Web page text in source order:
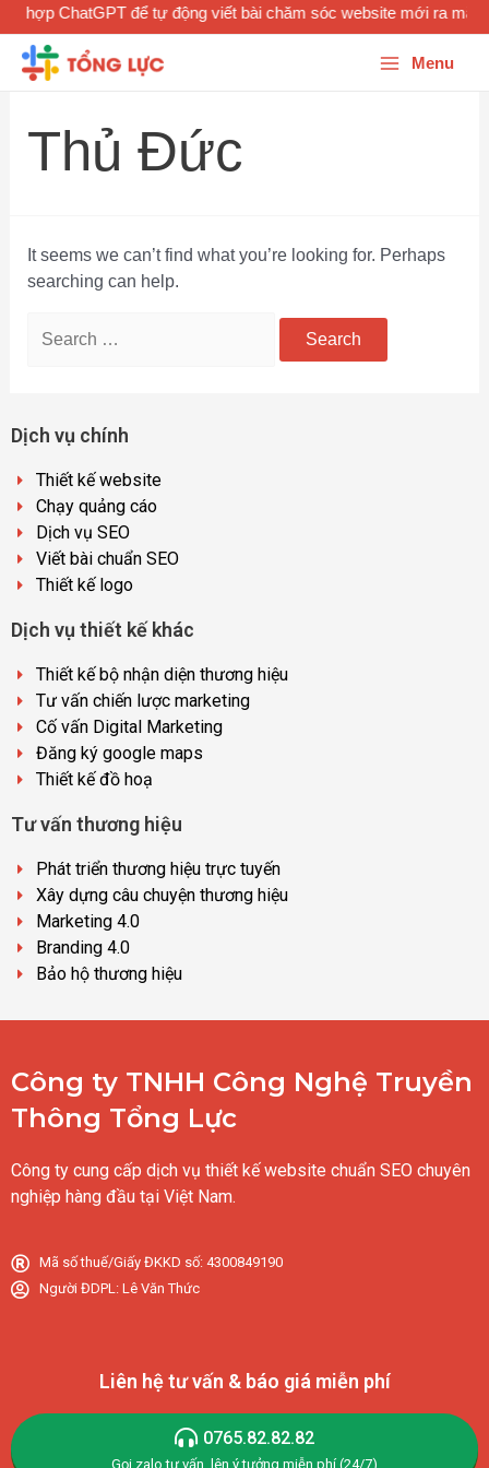
hợp ChatGPT để tự động viết bài chăm sóc website mới ra mắt
Menu
Thủ Đức
It seems we can’t find what you’re looking for. Perhaps
searching can help.
Dịch vụ chính
Thiết kế website
Chạy quảng cáo
Dịch vụ SEO
Viết bài chuẩn SEO
Thiết kế logo
Dịch vụ thiết kế khác
Thiết kế bộ nhận diện thương hiệu
Tư vấn chiến lược marketing
Cố vấn Digital Marketing
Đăng ký google maps
Thiết kế đồ hoạ
Tư vấn thương hiệu
Phát triển thương hiệu trực tuyến
Xây dựng câu chuyện thương hiệu
Marketing 4.0
Branding 4.0
Bảo hộ thương hiệu
Công ty TNHH Công Nghệ Truyền
Thông Tổng Lực
Công ty cung cấp dịch vụ thiết kế website chuẩn SEO chuyên
nghiệp hàng đầu tại Việt Nam.
Mã số thuế/Giấy ĐKKD số: 4300849190
Người ĐDPL: Lê Văn Thức
Liên hệ tư vấn & báo giá miễn phí
0765.82.82.82
Gọi,zalo tư vấn, lên ý tưởng miễn phí (24/7)